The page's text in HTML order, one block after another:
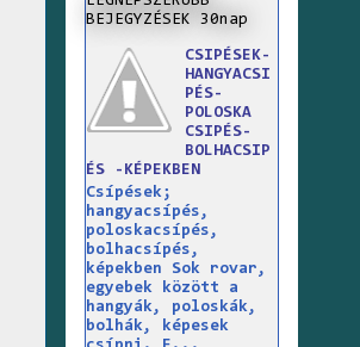
BEJEGYZÉSEK 30nap
CSIPÉSEK-
HANGYACSI
PÉS-
POLOSKA
CSIPÉS-
BOLHACSIP
ÉS -KÉPEKBEN
Csípések;
hangyacsípés,
poloskacsípés,
bolhacsípés,
képekben Sok rovar,
egyebek között a
hangyák, poloskák,
bolhák, képesek